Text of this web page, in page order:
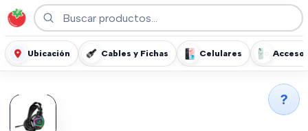
Ubicación Cables y Fichas Celulares
?